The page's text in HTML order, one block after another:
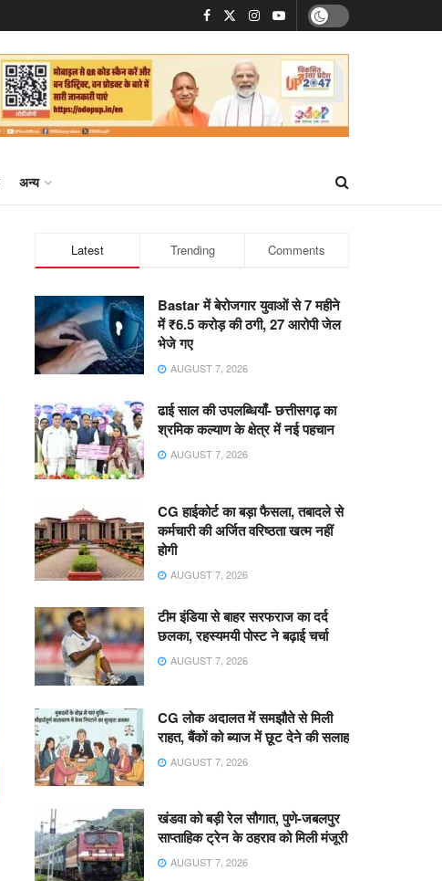
अन्य
Latest Trending Comments
Bastar में बेरोजगार युवाओं से 7 महीने
में ₹6.5 करोड़ की ठगी, 27 आरोपी जेल
भेजे गए
AUGUST 7, 2026
ढाई साल की उपलब्धियाँ- छत्तीसगढ़ का
श्रमिक कल्याण के क्षेत्र में नई पहचान
AUGUST 7, 2026
CG हाईकोर्ट का बड़ा फैसला, तबादले से
कर्मचारी की अर्जित वरिष्ठता खत्म नहीं
होगी
AUGUST 7, 2026
टीम इंडिया से बाहर सरफराज का दर्द
छलका, रहस्यमयी पोस्ट ने बढ़ाई चर्चा
AUGUST 7, 2026
CG लोक अदालत में समझौते से मिली
राहत, बैंकों को ब्याज में छूट देने की सलाह
AUGUST 7, 2026
खंडवा को बड़ी रेल सौगात, पुणे-जबलपुर
साप्ताहिक ट्रेन के ठहराव को मिली मंजूरी
AUGUST 7, 2026